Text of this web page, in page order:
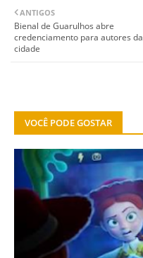
ANTIGOS
Bienal de Guarulhos abre
credenciamento para autores da
cidade
VOCÊ PODE GOSTAR
CINEMA